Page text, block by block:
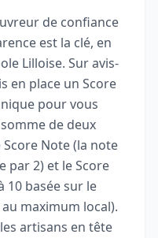
de confiance
est la clé, en
Lilloise. Sur avis-
en place un Score
pour vous
de deux
Note (la note
par 2) et le Score
10 basée sur le
maximum local).
artisans en tête